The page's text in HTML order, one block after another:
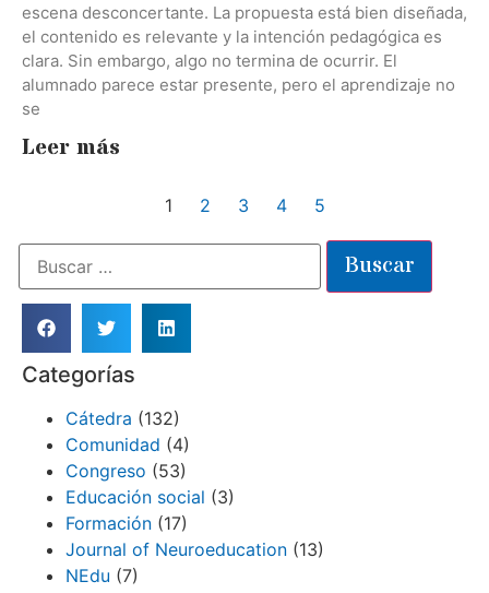
escena desconcertante. La propuesta está bien diseñada,
el contenido es relevante y la intención pedagógica es
clara. Sin embargo, algo no termina de ocurrir. El
alumnado parece estar presente, pero el aprendizaje no
se
Leer más
1 2 3 4 5
Categorías
Cátedra (132)
Comunidad (4)
Congreso (53)
Educación social (3)
Formación (17)
Journal of Neuroeducation (13)
NEdu (7)